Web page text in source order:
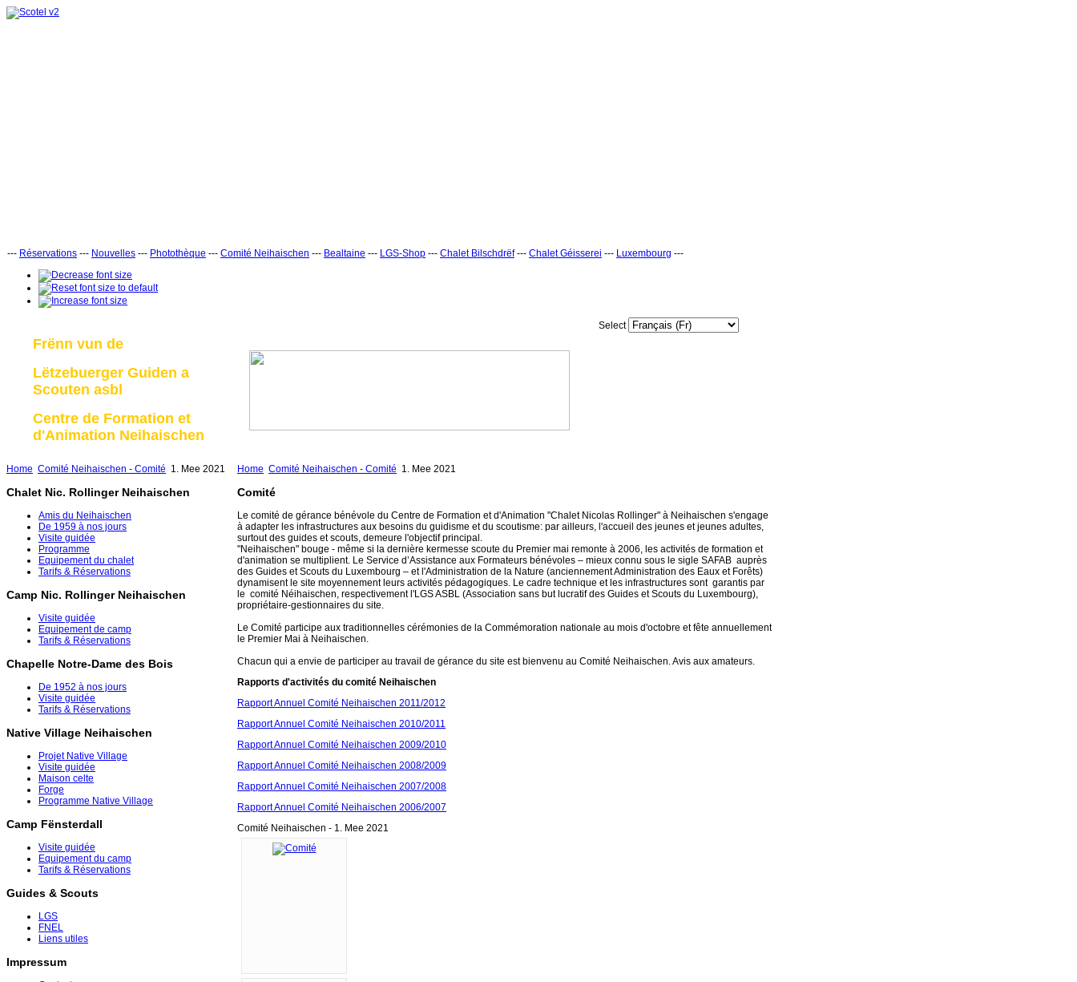
--- Réservations --- Nouvelles --- Photothèque --- Comité Neihaischen --- Bealtaine --- LGS-Shop --- Chalet Bilschdrëf--- Chalet Géisserei --- Luxembourg ---
Frënn vun de
Lëtzebuerger Guiden a
Scouten asbl
Centre de Formation et
d'Animation Neihaischen
Select
Home Comité Neihaischen - Comité 1. Mee 2021
Chalet Nic. Rollinger Neihaischen
Amis du Neihaischen
De 1959 à nos jours
Visite guidée
Programme
Equipement du chalet
Tarifs & Réservations
Camp Nic. Rollinger Neihaischen
Visite guidée
Equipement de camp
Tarifs & Réservations
Chapelle Notre-Dame des Bois
De 1952 à nos jours
Visite guidée
Tarifs & Réservations
Native Village Neihaischen
Projet Native Village
Visite guidée
Maison celte
Forge
Programme Native Village
Camp Fënsterdall
Visite guidée
Equipement du camp
Tarifs & Réservations
Guides & Scouts
LGS
FNEL
Liens utiles
Impressum
Home Comité Neihaischen - Comité 1. Mee 2021
Comité
Le comité de gérance bénévole du Centre de Formation et d'Animation "Chalet Nicolas Rollinger" à Neihaischen s'engage
à adapter les infrastructures aux besoins du guidisme et du scoutisme: par ailleurs, l'accueil des jeunes et jeunes adultes,
surtout des guides et scouts, demeure l'objectif principal.
"Neihaischen" bouge - même si la dernière kermesse scoute du Premier mai remonte à 2006, les activités de formation et
d'animation se multiplient. Le Service d’Assistance aux Formateurs bénévoles – mieux connu sous le sigle SAFAB auprès
des Guides et Scouts du Luxembourg – et l'Administration de la Nature (anciennement Administration des Eaux et Forêts)
dynamisent le site moyennement leurs activités pédagogiques. Le cadre technique et les infrastructures sont garantis par
le comité Néihaischen, respectivement l'LGS ASBL (Association sans but lucratif des Guides et Scouts du Luxembourg),
propriétaire-gestionnaires du site.
Le Comité participe aux traditionnelles cérémonies de la Commémoration nationale au mois d'octobre et fête annuellement
le Premier Mai à Neihaischen.
Chacun qui a envie de participer au travail de gérance du site est bienvenu au Comité Neihaischen. Avis aux amateurs.
Rapports d'activités du comité Neihaischen
Rapport Annuel Comité Neihaischen 2011/2012
Rapport Annuel Comité Neihaischen 2010/2011
Rapport Annuel Comité Neihaischen 2009/2010
Rapport Annuel Comité Neihaischen 2008/2009
Rapport Annuel Comité Neihaischen 2007/2008
Rapport Annuel Comité Neihaischen 2006/2007
Comité Neihaischen - 1. Mee 2021